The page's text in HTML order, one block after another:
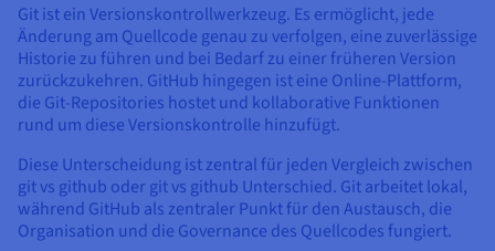
Git ist ein Versionskontrollwerkzeug. Es ermöglicht, jede
Änderung am Quellcode genau zu verfolgen, eine zuverlässige
Historie zu führen und bei Bedarf zu einer früheren Version
zurückzukehren. GitHub hingegen ist eine Online-Plattform,
die Git-Repositories hostet und kollaborative Funktionen
rund um diese Versionskontrolle hinzufügt.
Diese Unterscheidung ist zentral für jeden Vergleich zwischen
git vs github oder git vs github Unterschied. Git arbeitet lokal,
während GitHub als zentraler Punkt für den Austausch, die
Organisation und die Governance des Quellcodes fungiert.